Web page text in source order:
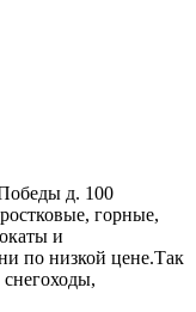
д. 100
горные,
и
по низкой цене.Так